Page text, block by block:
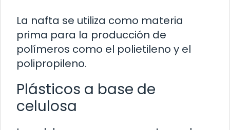
La nafta se utiliza como materia
prima para la producción de
polímeros como el polietileno y el
polipropileno.
Plásticos a base de
celulosa